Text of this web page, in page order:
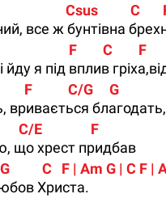
Csus          C
все ж бунтівна
F        C        F
йду я під вплив
C/G     G
вривається
C/E               F
що хрест придбав
C   F | Am G | C F |
Христа.